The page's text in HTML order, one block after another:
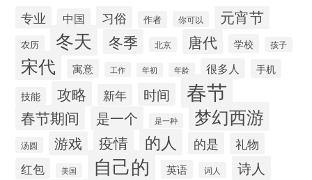
专业 中国 习俗 作者 你可以 元宵节
农历 冬天 冬季 北京 唐代 学校 孩子
宋代 寓意 工作 年初 年龄 很多人 手机
技能 攻略 新年 时间 春节
春节期间 是一个 是一种 梦幻西游
汤圆 游戏 疫情 的人 的是
礼物
红包
美国 自己的 英语 词人 诗人